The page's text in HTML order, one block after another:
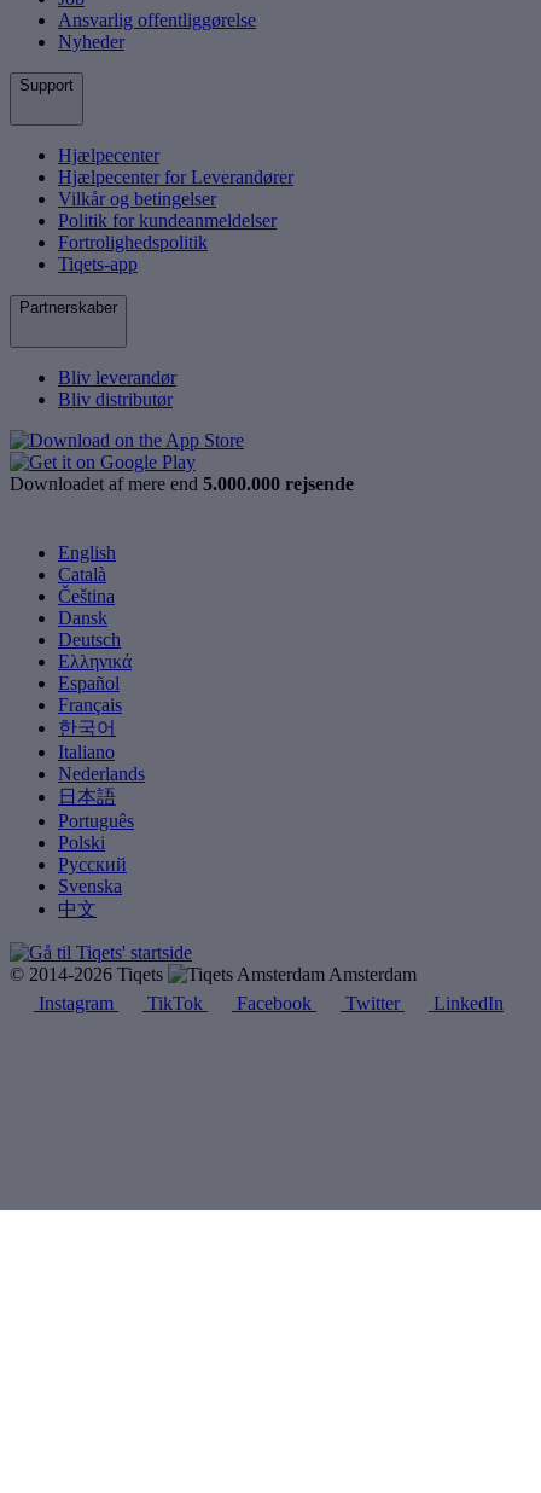
Ansvarlig offentliggørelse
Nyheder
Support
Hjælpecenter
Hjælpecenter for Leverandører
Vilkår og betingelser
Politik for kundeanmeldelser
Fortrolighedspolitik
Tiqets-app
Partnerskaber
Bliv leverandør
Bliv distributør
Downloadet af mere end 5.000.000 rejsende
English
Català
Čeština
Dansk
Deutsch
Ελληνικά
Español
Français
한국어
Italiano
Nederlands
日本語
Português
Polski
Русский
Svenska
中文
© 2014-2026 Tiqets
Amsterdam
Instagram
TikTok Facebook Twitter LinkedIn